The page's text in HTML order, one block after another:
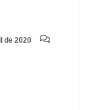
de 2020